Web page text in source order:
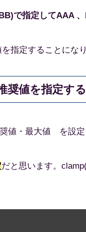
で指定してAAA
指定することになり
奨値を指定する
値・最大値 を設定
だと思います。